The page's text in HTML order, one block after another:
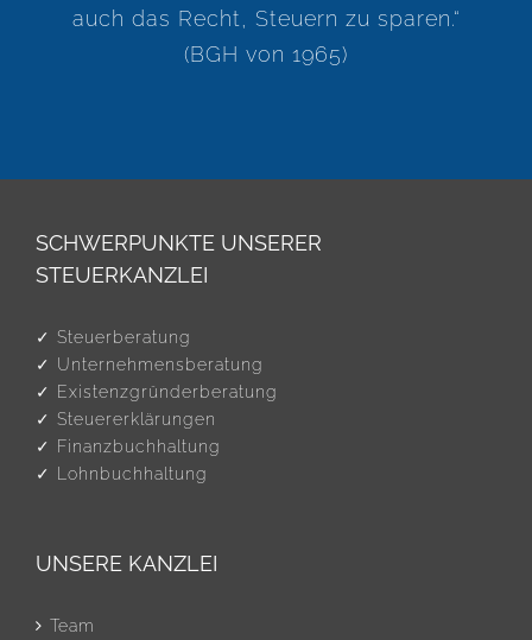
auch das Recht, Steuern zu sparen.“
(BGH von 1965)
SCHWERPUNKTE UNSERER
STEUERKANZLEI
✓ Steuerberatung
✓ Unternehmensberatung
✓ Existenzgründerberatung
✓ Steuererklärungen
✓ Finanzbuchhaltung
✓ Lohnbuchhaltung
UNSERE KANZLEI
Team